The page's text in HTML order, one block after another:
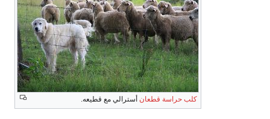
كلب حراسة قطعان أسترالي مع قطيعه.